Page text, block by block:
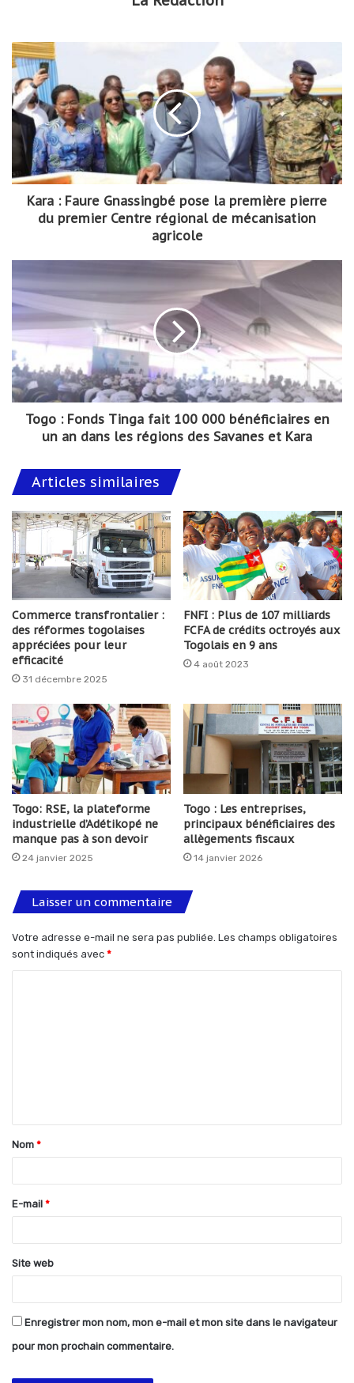
Kara : Faure Gnassingbé pose la première pierre
du premier Centre régional de mécanisation
agricole
Togo : Fonds Tinga fait 100 000 bénéficiaires en
un an dans les régions des Savanes et Kara
Articles similaires
Commerce transfrontalier :
des réformes togolaises
appréciées pour leur
efficacité
31 décembre 2025
FNFI : Plus de 107 milliards
FCFA de crédits octroyés aux
Togolais en 9 ans
4 août 2023
Togo: RSE, la plateforme
industrielle d’Adétikopé ne
manque pas à son devoir
24 janvier 2025
Togo : Les entreprises,
principaux bénéficiaires des
allègements fiscaux
14 janvier 2026
Laisser un commentaire
Votre adresse e-mail ne sera pas publiée. Les champs obligatoires
sont indiqués avec *
t
a
e
*
Nom *
E-mail *
Site web
Enregistrer mon nom, mon e-mail et mon site dans le navigateur
pour mon prochain commentaire.